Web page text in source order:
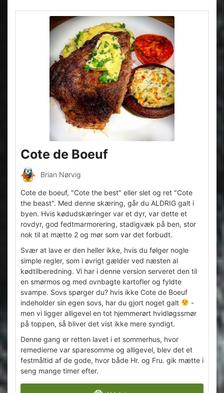
Cote de Boeuf
Brian Nørvig
Cote de boeuf, "Cote the best" eller slet og ret "Cote
the beast". Med denne skæring, går du ALDRIG galt i
byen. Hvis kødudskæringer var et dyr, var dette et
rovdyr, god fedtmarmorering, stadigvæk på ben, stor
nok til at mætte 2 og mør som var det forbudt.
Svær at lave er den heller ikke, hvis du følger nogle
simple regler, som i øvrigt gælder ved næsten al
kødtilberedning. Vi har i denne version serveret den til
en smørmos og med ovnbagte kartofler og fyldte
svampe. Sovs spørger du? hvis ikke Cote de Boeuf
indeholder sin egen sovs, har du gjort noget galt
-
men vi ligger alligevel en tot hjemmerørt hvidløgssmør
på toppen, så bliver det vist ikke mere syndigt.
Denne gang er retten lavet i et sommerhus, hvor
remedierne var sparesomme og alligevel, blev det et
festmåltid af de gode, hvor både Hr. og Fru. gik mætte i
seng mange timer efter.